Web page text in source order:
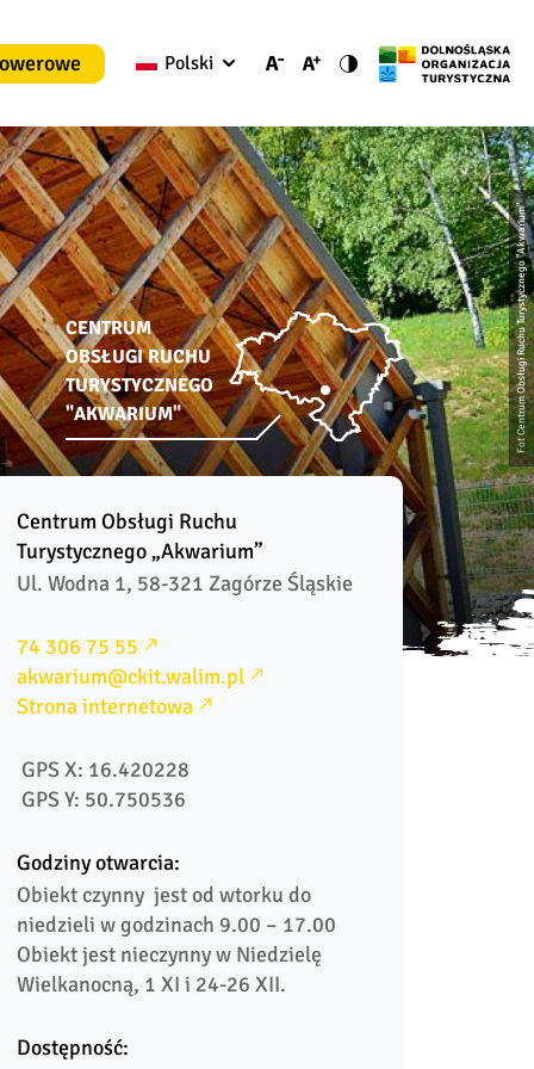
Polski
Fot Centrum Obsługi Ruchu Turystycznego "Akwarium"
CENTRUM
OBSŁUGI RUCHU
TURYSTYCZNEGO
"AKWARIUM"
Centrum Obsługi Ruchu
Turystycznego „Akwarium”
Ul. Wodna 1, 58-321 Zagórze Śląskie
74 306 75 55
akwarium@ckit.walim.pl
Strona internetowa
GPS X: 16.420228
GPS Y: 50.750536
Godziny otwarcia:
Obiekt czynny  jest od wtorku do
niedzieli w godzinach 9.00 – 17.00
Obiekt jest nieczynny w Niedzielę
Wielkanocną, 1 XI i 24-26 XII.
Dostępność: